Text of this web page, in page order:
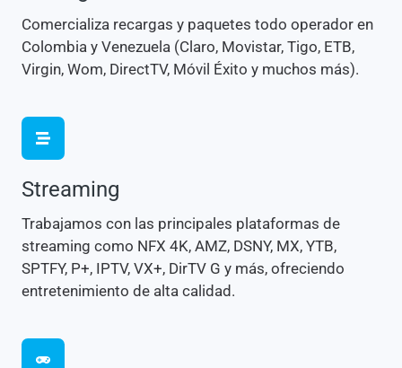
Comercializa recargas y paquetes todo operador en
Colombia y Venezuela (Claro, Movistar, Tigo, ETB,
Virgin, Wom, DirectTV, Móvil Éxito y muchos más).
Streaming
Trabajamos con las principales plataformas de
streaming como NFX 4K, AMZ, DSNY, MX, YTB,
SPTFY, P+, IPTV, VX+, DirTV G y más, ofreciendo
entretenimiento de alta calidad.